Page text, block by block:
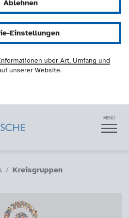
Ablehnen
Einstellungen
über Art, Umfang und
unserer Website.
NRW
MENÜ
Kreisgruppen